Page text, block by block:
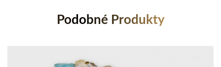
Podobné Produkty